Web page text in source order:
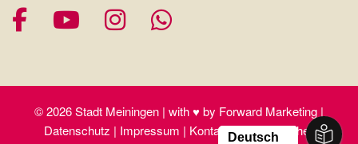
FacebookYouTube
InstagramWhatsapp
© 2026 Stadt Meiningen | with ♥ by Forward Marketing |
Datenschutz | Impressum | Kontakt | Barrierefreiheit